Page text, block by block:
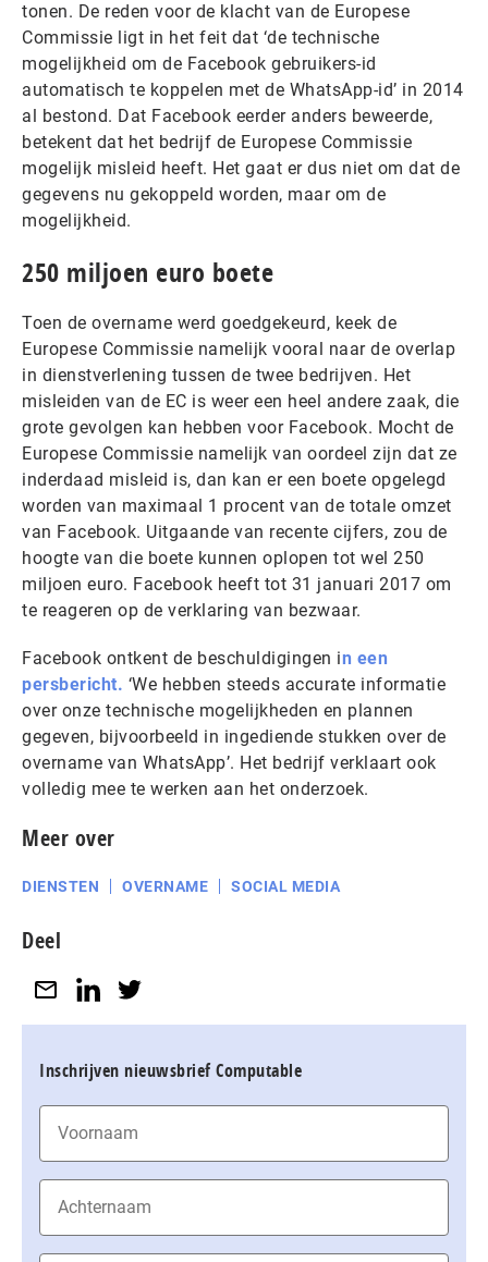
tonen. De reden voor de klacht van de Europese
Commissie ligt in het feit dat ‘de technische
mogelijkheid om de Facebook gebruikers-id
automatisch te koppelen met de WhatsApp-id’ in 2014
al bestond. Dat Facebook eerder anders beweerde,
betekent dat het bedrijf de Europese Commissie
mogelijk misleid heeft. Het gaat er dus niet om dat de
gegevens nu gekoppeld worden, maar om de
mogelijkheid.
250 miljoen euro boete
Toen de overname werd goedgekeurd, keek de
Europese Commissie namelijk vooral naar de overlap
in dienstverlening tussen de twee bedrijven. Het
misleiden van de EC is weer een heel andere zaak, die
grote gevolgen kan hebben voor Facebook. Mocht de
Europese Commissie namelijk van oordeel zijn dat ze
inderdaad misleid is, dan kan er een boete opgelegd
worden van maximaal 1 procent van de totale omzet
van Facebook. Uitgaande van recente cijfers, zou de
hoogte van die boete kunnen oplopen tot wel 250
miljoen euro. Facebook heeft tot 31 januari 2017 om
te reageren op de verklaring van bezwaar.
Facebook ontkent de beschuldigingen in een
persbericht. ‘We hebben steeds accurate informatie
over onze technische mogelijkheden en plannen
gegeven, bijvoorbeeld in ingediende stukken over de
overname van WhatsApp’. Het bedrijf verklaart ook
volledig mee te werken aan het onderzoek.
Meer over
DIENSTEN OVERNAME SOCIAL MEDIA
Deel
Inschrijven nieuwsbrief Computable